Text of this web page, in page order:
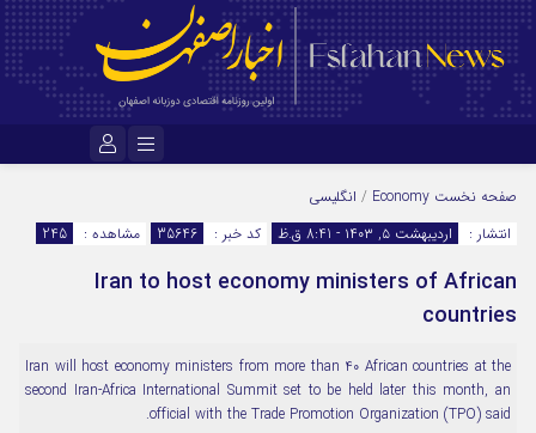
رمز عبور
مرا به خاطر بسپار
صفحه نخست Economy
/ انگلیسی
انتشار :
اردیبهشت ۵, ۱۴۰۳ - 8:41 ق.ظ کد خبر : 35646 مشاهده : 245
Iran to host economy ministers of African
countries
Iran will host economy ministers from more than 40 African countries at the
second Iran-Africa International Summit set to be held later this month, an
official with the Trade Promotion Organization (TPO) said.